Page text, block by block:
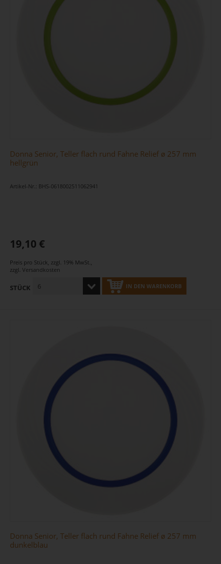
Donna Senior, Teller flach rund Fahne Relief ø 257 mm
hellgrün
Artikel-Nr.: BHS-0618002511062941
19,10 €
Preis pro Stück, zzgl. 19% MwSt.,
zzgl. Versandkosten
STÜCK IN DEN WARENKORB
Donna Senior, Teller flach rund Fahne Relief ø 257 mm
dunkelblau